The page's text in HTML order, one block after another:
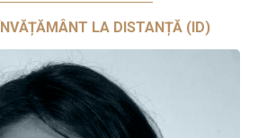
LA DISTANȚĂ (ID)